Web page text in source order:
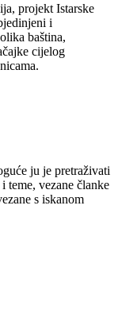
projekt Istarske
i
baština,
cijelog
ju je pretraživati
teme, vezane članke
s iskanom